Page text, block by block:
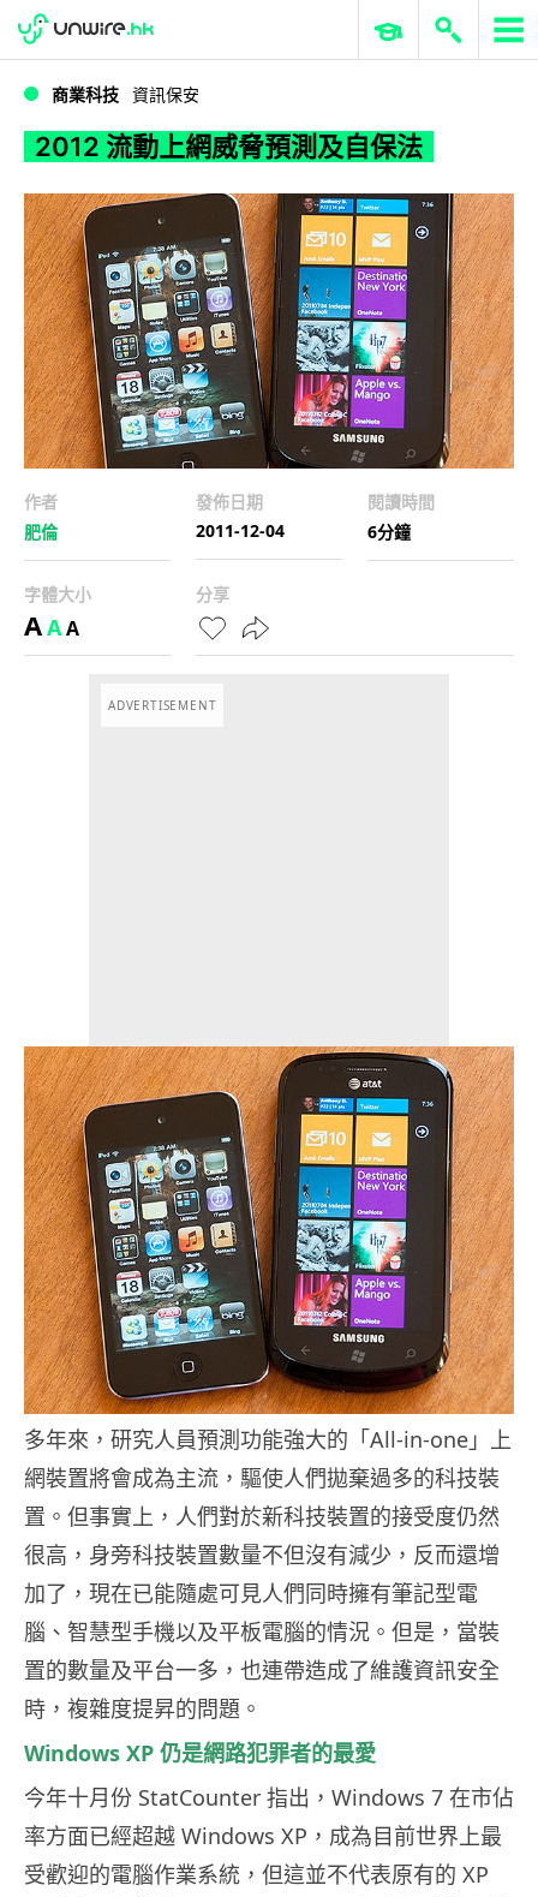
2012 流動上網威脅預測及自保法
WWDC 2026 ERP 與商業 AI
商業科技 資訊保安
2012 流動上網威脅預測及自保法
作者
肥倫
發佈日期
2011-12-04
閱讀時間
6分鐘
字體大小
AAA
分享
ADVERTISEMENT
多年來，研究人員預測功能強大的「All-in-one」上
網裝置將會成為主流，驅使人們拋棄過多的科技裝
置。但事實上，人們對於新科技裝置的接受度仍然
很高，身旁科技裝置數量不但沒有減少，反而還增
加了，現在已能隨處可見人們同時擁有筆記型電
腦、智慧型手機以及平板電腦的情況。但是，當裝
置的數量及平台一多，也連帶造成了維護資訊安全
時，複雜度提昇的問題。
Windows XP 仍是網路犯罪者的最愛
今年十月份 StatCounter 指出，Windows 7 在市佔
率方面已經超越 Windows XP，成為目前世界上最
受歡迎的電腦作業系統，但這並不代表原有的 XP